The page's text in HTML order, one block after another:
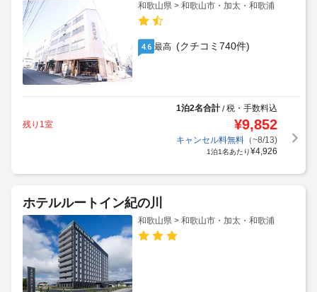
和歌山県 > 和歌山市・加太・和歌浦
4.6 最高 (クチコミ740件)
1泊2名合計/税・手数料込
残り1室
¥9,852
キャンセル料無料（~8/13)
1泊1名あたり¥4,926
ホテルルートイン紀の川
和歌山県 > 和歌山市・加太・和歌浦